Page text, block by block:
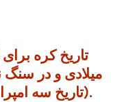
میلادی و در
(تاریخ سه امپراطوری) ثبت شده است.